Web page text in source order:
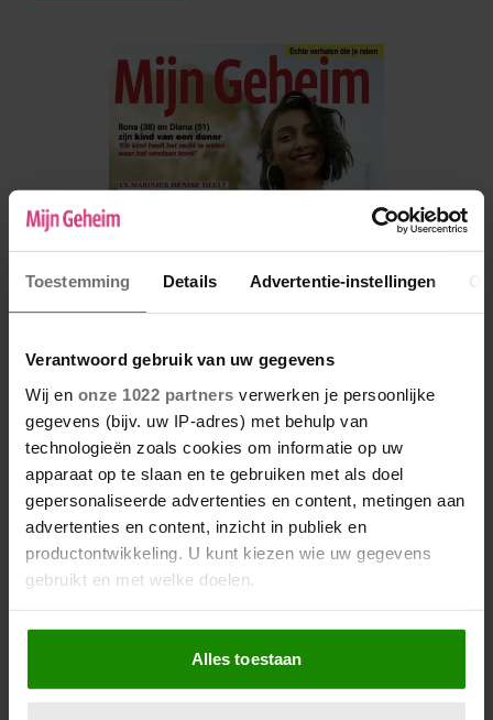
Toestemming Details Advertentie-instellingen
Verantwoord gebruik van uw gegevens
Wij en onze 1022 partners verwerken je persoonlijke
gegevens (bijv. uw IP-adres) met behulp van
technologieën zoals cookies om informatie op uw
apparaat op te slaan en te gebruiken met als doel
gepersonaliseerde advertenties en content, metingen aan
advertenties en content, inzicht in publiek en
productontwikkeling. U kunt kiezen wie uw gegevens
gebruikt en met welke doelen.
Als u het toestaat, willen we ook graag:
Informatie verzamelen over uw geografische locatie,
die tot een paar meter nauwkeurig kan zijn
Alles toestaan
De nieuwe Mijn Geheim ligt nu in de winkel
Abonneren
Digitaal lezen
Los kopen